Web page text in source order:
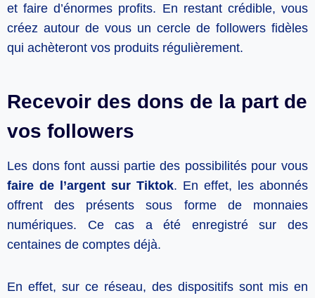
et faire d’énormes profits. En restant crédible, vous
créez autour de vous un cercle de followers fidèles
qui achèteront vos produits régulièrement.
Recevoir des dons de la part de
vos followers
Les dons font aussi partie des possibilités pour vous
faire de l’argent sur Tiktok. En effet, les abonnés
offrent des présents sous forme de monnaies
numériques. Ce cas a été enregistré sur des
centaines de comptes déjà.
En effet, sur ce réseau, des dispositifs sont mis en